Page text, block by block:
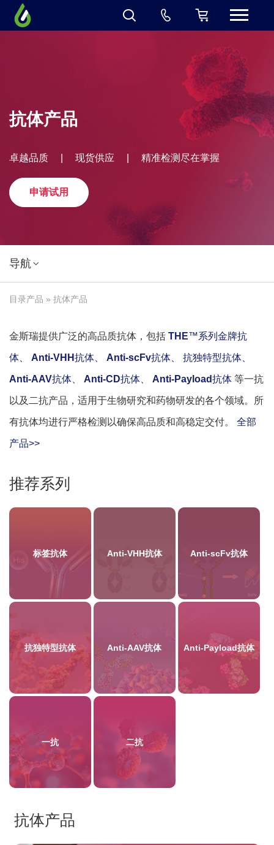
抗体产品
卓越品质 现货供应 精准检测尽在掌握
申请试用
导航
目录产品 » 抗体产品
金斯瑞提供广泛的高品质抗体，包括 THE™系列金牌抗
体、 Anti-VHH抗体、 Anti-scFv抗体、 抗独特型抗体、
Anti-AAV抗体、 Anti-CD抗体、 Anti-Payload抗体 等一抗
以及二抗产品，适用于生物研究和药物研发的各个领域。所
有抗体均进行严格检测以确保高品质和高稳定交付。 全部
产品>>
推荐系列
标签抗体 Anti-VHH抗体 Anti-scFv抗体
抗独特型抗体 Anti-AAV抗体 Anti-Payload抗体
一抗 二抗
抗体产品